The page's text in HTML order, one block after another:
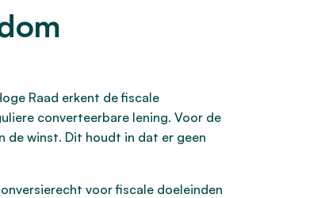
Raad erkent de fiscale
converteerbare lening. Voor de
de winst. Dit houdt in dat er geen
voor fiscale doeleinden